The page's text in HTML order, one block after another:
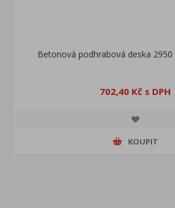
Betonová podhrabová deska
702,40 Kč s DPH
KOUPIT